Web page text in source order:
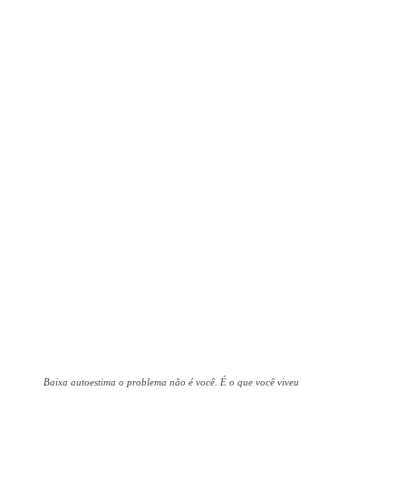
Baixa autoestima o problema não é você. É o que você viveu